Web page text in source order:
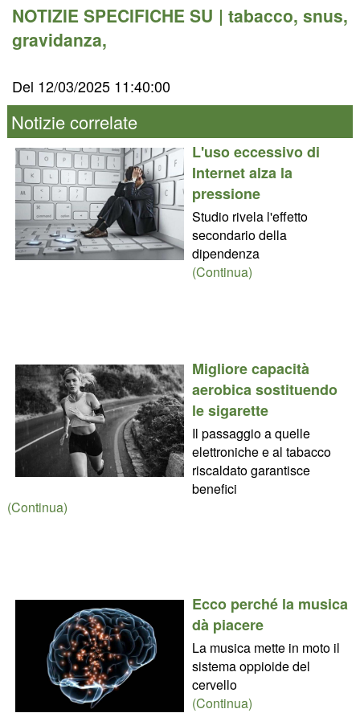
NOTIZIE SPECIFICHE SU | tabacco,snus,
gravidanza,
Del 12/03/2025 11:40:00
Notizie correlate
L'uso eccessivo di
Internet alza la
pressione
Studio rivela l'effetto
secondario della
dipendenza
(Continua)
Migliore capacità
aerobica sostituendo
le sigarette
Il passaggio a quelle
elettroniche e al tabacco
riscaldato garantisce
benefici
(Continua)
Ecco perché la musica
dà piacere
La musica mette in moto il
sistema oppioide del
cervello
(Continua)